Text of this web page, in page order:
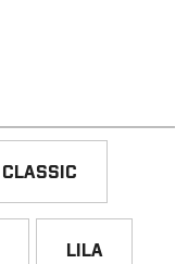
CLASSIC
LILA